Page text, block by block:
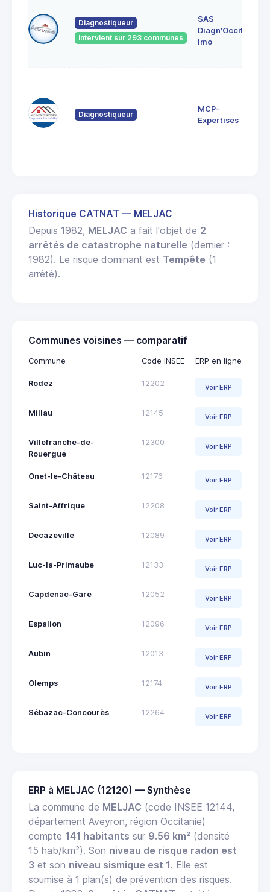
Diagnostiqueur
Intervient sur 293 communes
SAS
Diagn'Occit.
Imo
Diagnostiqueur
MCP-
Expertises
Historique CATNAT — MELJAC
Depuis 1982, MELJAC a fait l'objet de 2
arrêtés de catastrophe naturelle (dernier :
1982). Le risque dominant est Tempête (1
arrêté).
Communes voisines — comparatif
Commune Code INSEE ERP en ligne
Rodez 12202 Voir ERP
Millau 12145 Voir ERP
Villefranche-de-
Rouergue
12300 Voir ERP
Onet-le-Château 12176 Voir ERP
Saint-Affrique 12208 Voir ERP
Decazeville 12089 Voir ERP
Luc-la-Primaube 12133 Voir ERP
Capdenac-Gare 12052 Voir ERP
Espalion 12096 Voir ERP
Aubin 12013 Voir ERP
Olemps 12174 Voir ERP
Sébazac-Concourès 12264 Voir ERP
ERP à MELJAC (12120) — Synthèse
La commune de MELJAC (code INSEE 12144,
département Aveyron, région Occitanie)
compte 141 habitants sur 9.56 km² (densité
15 hab/km²). Son niveau de risque radon est
3 et son niveau sismique est 1. Elle est
soumise à 1 plan(s) de prévention des risques.